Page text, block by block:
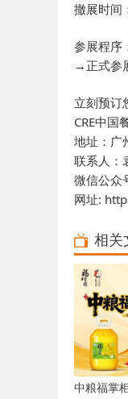
撤展时间
参展程
→正式参
立刻预
CRE中国
地址：广
联系人：
微信公众
网址:
相关